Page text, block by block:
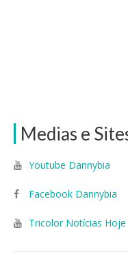
Medias e
Youtube Dannybia
Facebook Dannybia
Tricolor Notícias Hoje